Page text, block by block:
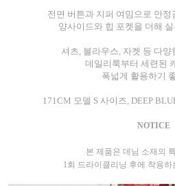
전면 버튼과 지퍼 여밈으로 안
양사이드와 힙 포켓을 더해
셔츠, 블라우스, 자켓 등 다양
데일리룩부터 세련된
폭넓게 활용하기
171CM 모델 S 사이즈, DEEP
NOTICE
본 제품은 데님 소재의
1회 드라이클리닝 후에 착용